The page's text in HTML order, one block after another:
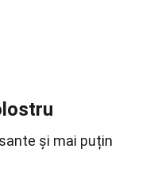
și mai puțin